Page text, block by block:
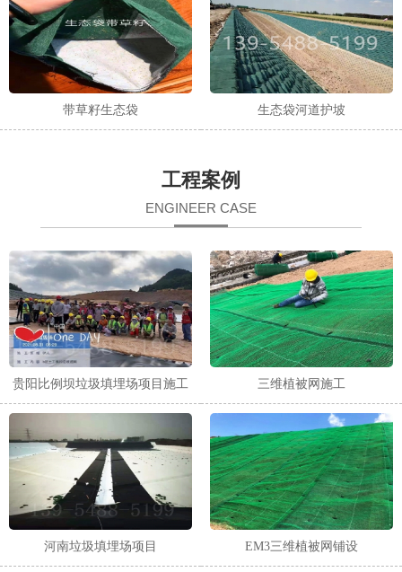
带草籽生态袋 生态袋河道护坡
工程案例
ENGINEER CASE
贵阳比例坝垃圾填埋场项目施工 三维植被网施工
河南垃圾填埋场项目 EM3三维植被网铺设